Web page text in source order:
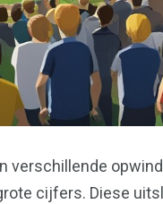
verschillende
cijfers. Diese